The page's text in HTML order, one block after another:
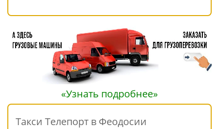
«Узнать подробнее»
Такси Телепорт в Феодосии